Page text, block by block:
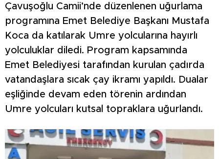
Çavuşoğlu Camii’nde düzenlenen uğurlama
programına Emet Belediye Başkanı Mustafa
Koca da katılarak Umre yolcularına hayırlı
yolculuklar diledi. Program kapsamında
Emet Belediyesi tarafından kurulan çadırda
vatandaşlara sıcak çay ikramı yapıldı. Dualar
eşliğinde devam eden törenin ardından
Umre yolcuları kutsal topraklara uğurlandı.